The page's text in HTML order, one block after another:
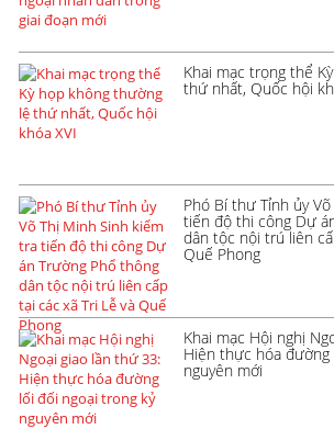
Khai mạc trọng thể
thứ nhất, Quốc hội
Phó Bí thư Tỉnh ủy
tiến độ thi công Dự
dân tộc nội trú liên
Quế Phong
Khai mạc Hội nghị
Hiện thực hóa
nguyên mới